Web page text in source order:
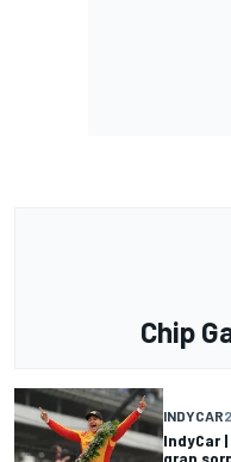
Chip
INDYCAR
IndyCar